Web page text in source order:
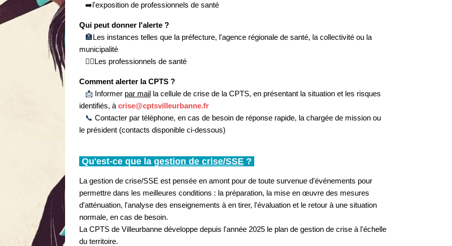
➡️l'exposition de professionnels de santé
Qui peut donner l'alerte ?
🏣Les instances telles que la préfecture, l'agence régionale de santé, la collectivité ou la
municipalité
👩‍⚕️Les professionnels de santé
Comment alerter la CPTS ?
📩 Informer par mailla cellule de crise de la CPTS, en présentant la situation et les risques
identifiés, à crise@cptsvilleurbanne.fr
📞 Contacter par téléphone, en cas de besoin de réponse rapide, la chargée de mission ou
le président (contacts disponible ci-dessous)
Qu'est-ce que la gestion de crise/SSE?
La gestion de crise/SSE est pensée en amont pour de toute survenue d'événements pour
permettre dans les meilleures conditions : la préparation, la mise en œuvre des mesures
d'atténuation, l'analyse des enseignements à en tirer, l'évaluation et le retour à une situation
normale, en cas de besoin.
La CPTS de Villeurbanne développe depuis l'année 2025 le plan de gestion de crise à l'échelle
du territoire.